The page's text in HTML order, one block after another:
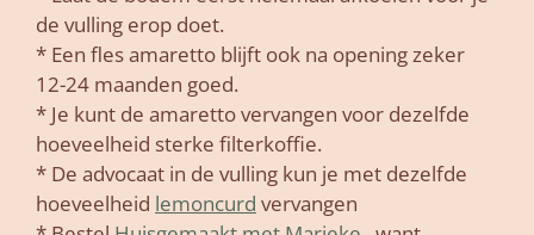
de vulling erop doet.
* Een fles amaretto blijft ook na opening zeker
12-24 maanden goed.
* Je kunt de amaretto vervangen voor dezelfde
hoeveelheid sterke filterkoffie.
* De advocaat in de vulling kun je met dezelfde
hoeveelheid lemoncurd vervangen